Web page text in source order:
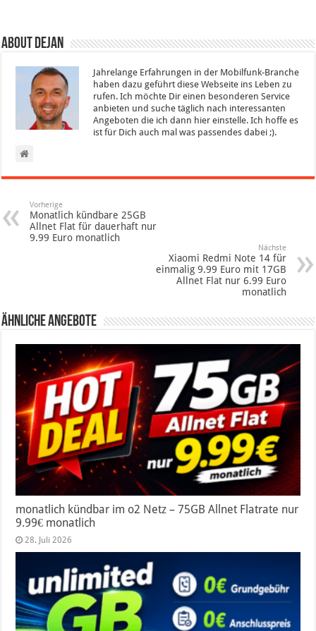
About Dejan
Jahrelange Erfahrungen in der Mobilfunk-Branche
haben dazu geführt diese Webseite ins Leben zu
rufen. Ich möchte Dir einen besonderen Service
anbieten und suche täglich nach interessanten
Angeboten die ich dann hier einstelle. Ich hoffe es
ist für Dich auch mal was passendes dabei ;).
Vorherige
Monatlich kündbare 25GB
Allnet Flat für dauerhaft nur
9.99 Euro monatlich
Nächste
Xiaomi Redmi Note 14 für
einmalig 9.99 Euro mit 17GB
Allnet Flat nur 6.99 Euro
monatlich
Ähnliche Angebote
monatlich kündbar im o2 Netz – 75GB Allnet Flatrate nur
9.99€ monatlich
28. Juli 2026